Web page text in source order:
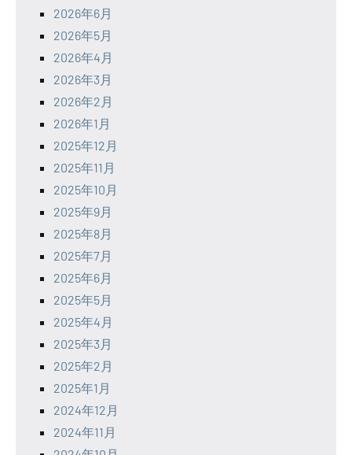
2026年6月
2026年5月
2026年4月
2026年3月
2026年2月
2026年1月
2025年12月
2025年11月
2025年10月
2025年9月
2025年8月
2025年7月
2025年6月
2025年5月
2025年4月
2025年3月
2025年2月
2025年1月
2024年12月
2024年11月